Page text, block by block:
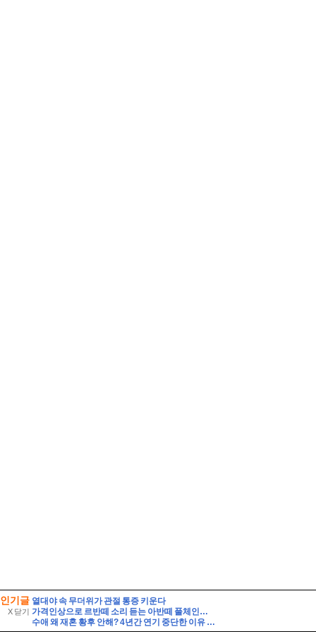
인기글
X 닫기
열대야 속 무더위가 관절 통증 키운다
가격인상으로 르반떼 소리 듣는 아반떼 풀체인지 사전예약 결과는 반전이었다
수애 왜 재혼 황후 안해? 4년간 연기 중단한 이유 ft 차기작